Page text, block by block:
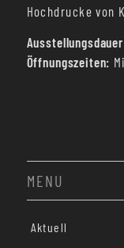
Hochdrucke von
Öffnungszeiten:
MENU
Aktuell